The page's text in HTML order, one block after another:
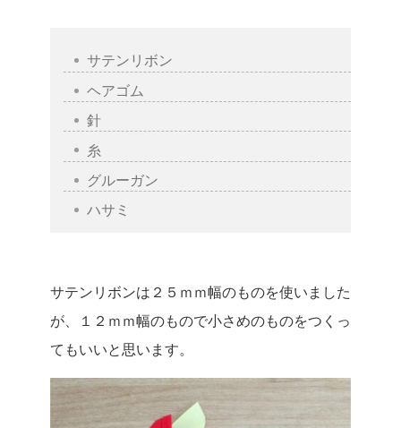
サテンリボン
ヘアゴム
針
糸
グルーガン
ハサミ
サテンリボンは２５ｍｍ幅のものを使いました
が、１２ｍｍ幅のもので小さめのものをつくっ
てもいいと思います。